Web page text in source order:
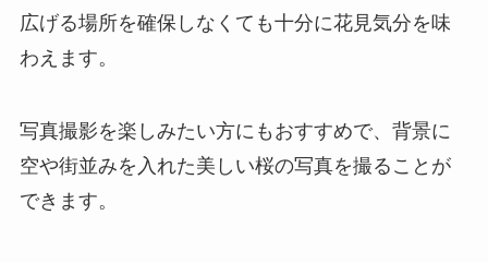
広げる場所を確保しなくても十分に花見気分を味
わえます。
写真撮影を楽しみたい方にもおすすめで、背景に
空や街並みを入れた美しい桜の写真を撮ることが
できます。